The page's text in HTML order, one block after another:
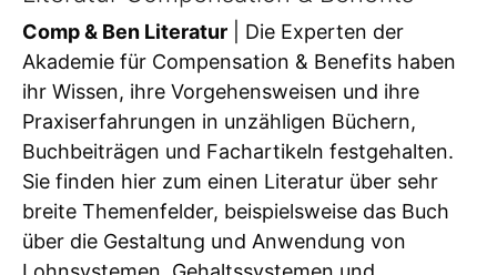
Comp & Ben Literatur | Die Experten der
Akademie für Compensation & Benefits haben
ihr Wissen, ihre Vorgehensweisen und ihre
Praxiserfahrungen in unzähligen Büchern,
Buchbeiträgen und Fachartikeln festgehalten.
Sie finden hier zum einen Literatur über sehr
breite Themenfelder, beispielsweise das Buch
über die Gestaltung und Anwendung von